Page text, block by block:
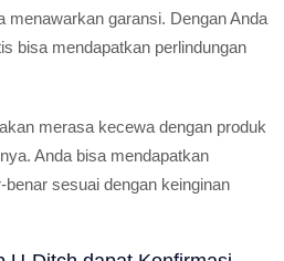
menawarkan garansi. Dengan Anda
bisa mendapatkan perlindungan
merasa kecewa dengan produk
Anda bisa mendapatkan
sesuai dengan keinginan